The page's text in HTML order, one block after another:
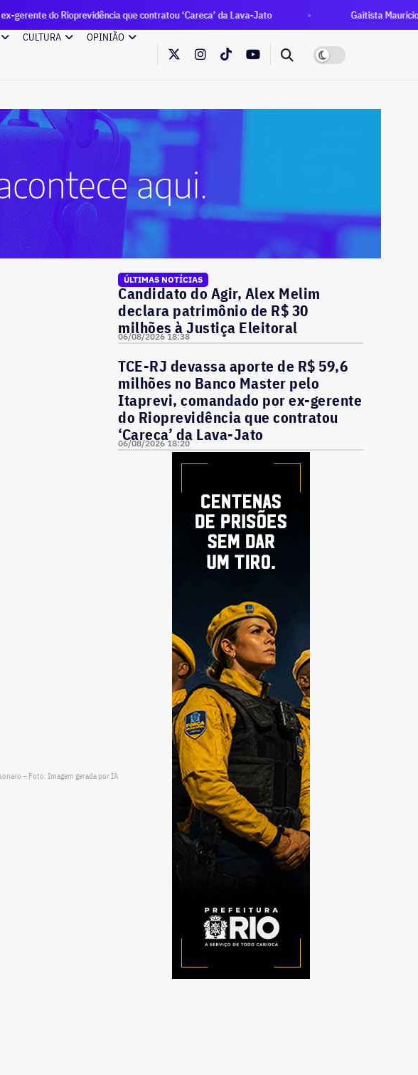
que contratou ‘Careca’ da Lava-Jato
Gaitista Mauricio Einhorn
CULTURA OPINIÃO
– Foto: Imagem gerada por IA
ÚLTIMAS NOTÍCIAS
Candidato do Agir, Alex Melim
declara patrimônio de R$ 30
milhões à Justiça Eleitoral
06/08/2026 18:38
TCE-RJ devassa aporte de R$ 59,6
milhões no Banco Master pelo
Itaprevi, comandado por ex-gerente
do Rioprevidência que contratou
‘Careca’ da Lava-Jato
06/08/2026 18:20